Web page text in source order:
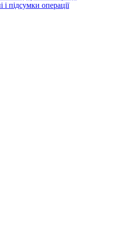
підсумки операції